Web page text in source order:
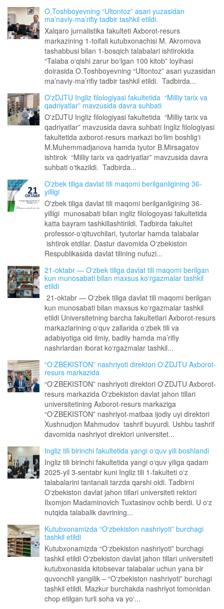
O.Toshboyevning “Ultontoz” asari yuzasidan
ma’naviy-ma’rifiy tadbir tashkil etildi.
Xalqaro jurnalistika fakulteti Axborot-resurs
markazining 1-toifali kutubxonachisi M. Akromova
tashabbusi bilan 1-bosqich talabalari ishtirokida
“Talaba o‘qishi zarur bo‘lgan 100 kitob” loyihasi
doirasida O.Toshboyevning “Ultontoz” asari yuzasidan
ma’naviy-ma’rifiy tadbir tashkil etildi. Tadbirda...
O'zDJTU Ingliz filologiyasi fakultetida “Milliy tarix va
qadriyatlar” mavzusida davra suhbati
O'zDJTU Ingliz filologiyasi fakultetida “Milliy tarix va
qadriyatlar” mavzusida davra suhbati Ingliz filologiyasi
fakultetida axborot-resurs markazi bo‘lim boshlig‘i
M.Muhemmadjanova hamda tyutor B.Mirsagatov
ishtirok “Milliy tarix va qadriyatlar” mavzusida davra
suhbati o‘tkazildi. Tadbirda...
O'zbek tiliga davlat tili maqomi berilganligining 36-
yilligi
O'zbek tiliga davlat tili maqomi berilganligining 36-
yilligi munosabati bilan ingliz filologoyasi fakultetida
katta bayram tashkillashtirildi. Tadbirda fakultet
professor-o‘qituvchilari, tyutorlar hamda talabalar
ishtirok etdilar. Dastur davomida O‘zbekiston
Respublikasida davlat tilining nufuzi...
21-oktabr — O‘zbek tiliga davlat tili maqomi berilgan
kun munosabati bilan maxsus ko‘rgazmalar tashkil
etildi
21-oktabr — O‘zbek tiliga davlat tili maqomi berilgan
kun munosabati bilan maxsus ko‘rgazmalar tashkil
etildi Universitetning barcha fakultetlari Axborot-resurs
markazlarining o‘quv zallarida o‘zbek tili va
adabiyotiga oid ilmiy, badiiy hamda ma’rifiy
nashrlardan iborat ko‘rgazmalar tashkil...
“O‘ZBEKISTON” nashriyoti direktori O‘ZDJTU Axborot-
resurs markazida
“O‘ZBEKISTON” nashriyoti direktori O‘ZDJTU Axborot-
resurs markazida O‘zbekiston davlat jahon tillari
universitetining Axborot-resurs markaziga
“O‘ZBEKISTON” nashriyot-matbaa ijodiy uyi direktori
Xushnudjon Mahmudov tashrif buyurdi. Ushbu tashrif
davomida nashriyot direktori universitet...
Ingliz tili birinchi fakultetida yangi o‘quv yili boshlandi
Ingliz tili birinchi fakultetida yangi o‘quv yiliga qadam
2025-yil 3-sentabr kuni Ingliz tili 1-fakulteti o‘z
talabalarini tantanali tarzda qarshi oldi. Tadbirni
O‘zbekiston davlat jahon tillari universiteti rektori
Ilxomjon Madaminovich Tuxtasinov ochib berdi. U o‘z
nutqida talabalik davrining...
Kutubxonamizda “O‘zbekiston nashriyoti” burchagi
tashkil etildi
Kutubxonamizda “O‘zbekiston nashriyoti” burchagi
tashkil etildi O‘zbekiston davlat jahon tillari universiteti
kutubxonasida kitobsevar talabalar uchun yana bir
quvonchli yangilik – “O‘zbekiston nashriyoti” burchagi
tashkil etildi. Mazkur burchakda nashriyot tomonidan
chop etilgan turli soha va yo‘...